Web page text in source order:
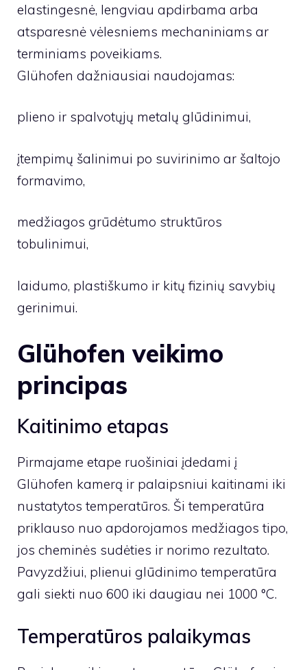
elastingesnė, lengviau apdirbama arba
atsparesnė vėlesniems mechaniniams ar
terminiams poveikiams.
Glühofen dažniausiai naudojamas:
plieno ir spalvotųjų metalų glūdinimui,
įtempimų šalinimui po suvirinimo ar šaltojo
formavimo,
medžiagos grūdėtumo struktūros
tobulinimui,
laidumo, plastiškumo ir kitų fizinių savybių
gerinimui.
Glühofen veikimo
principas
Kaitinimo etapas
Pirmajame etape ruošiniai įdedami į
Glühofen kamerą ir palaipsniui kaitinami iki
nustatytos temperatūros. Ši temperatūra
priklauso nuo apdorojamos medžiagos tipo,
jos cheminės sudėties ir norimo rezultato.
Pavyzdžiui, plienui glūdinimo temperatūra
gali siekti nuo 600 iki daugiau nei 1000 °C.
Temperatūros palaikymas